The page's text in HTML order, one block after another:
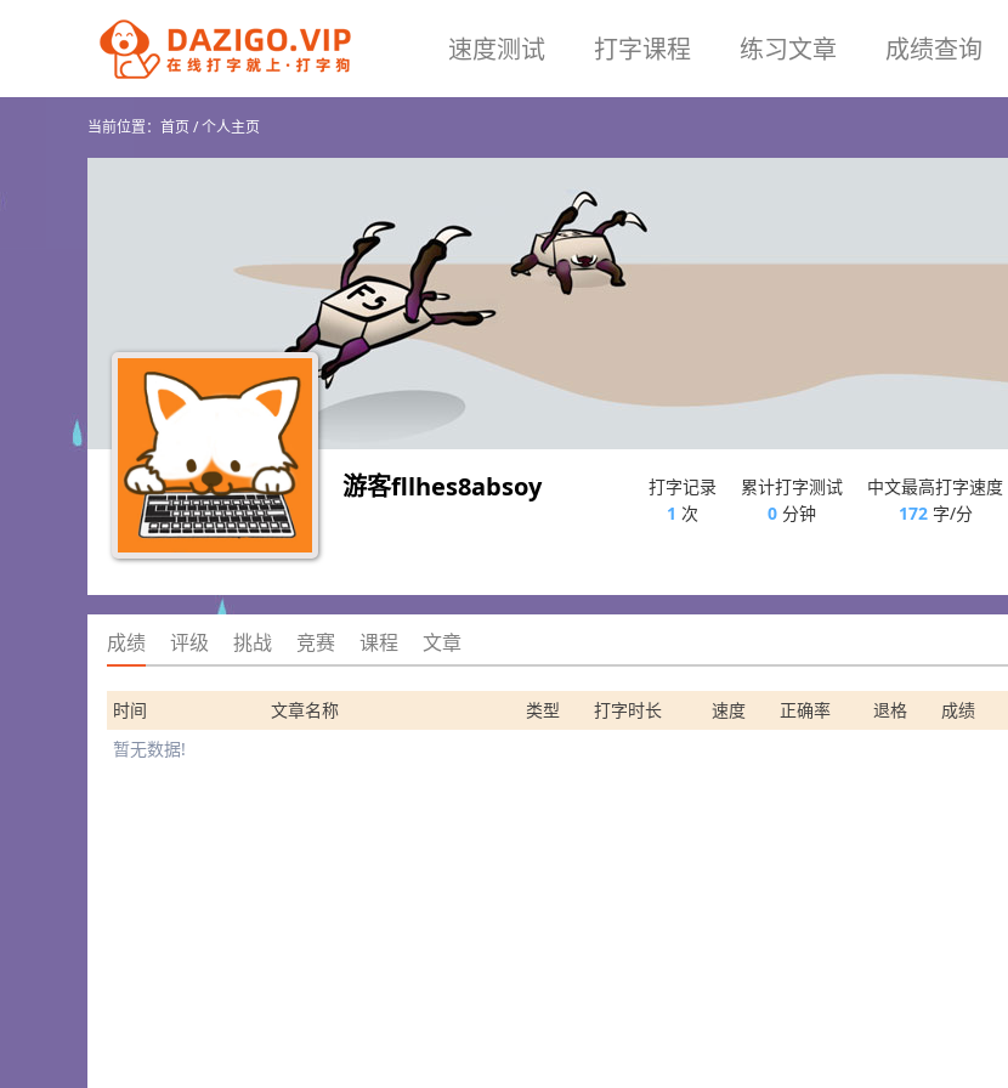
速度测试 打字课程 练习文章 成绩查询
当前位置： 首页/个人主页
游客fllhes8absoy
打字记录
1 次
累计打字测试
0 分钟
中文最高打字速度
172字/分
成绩 评级 挑战 竞赛 课程 文章
时间 文章名称 类型 打字时长 速度 正确率 退格 成绩
暂无数据!